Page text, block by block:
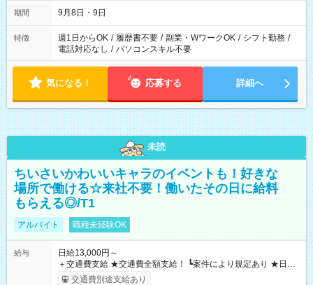
期間 9月8日・9日
特徴 週1日からOK / 履歴書不要 / 副業・WワークOK / シフト勤務 /
電話対応なし / パソコンスキル不要
気になる！ 応募する 詳細へ
未読
ちいさいかわいいキャラのイベントも！好きな
場所で働ける☆来社不要！働いたその日に給料
もらえる◎/T1
アルバイト 職種未経験OK
給与
日給13,000円～
＋交通費支給 ★交通費全額支給！ ┗案件により規定あり ★日払
いOK！（規定あり） ┗働いたその日に現金GET♪ お仕事後はコ
交通費別途支給あり